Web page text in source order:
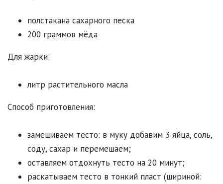
полстакана сахарного песка
200 граммов мёда
Для жарки:
литр растительного масла
Способ приготовления:
замешиваем тесто: в муку добавим 3 яйца, соль,
соду, сахар и перемешаем;
оставляем отдохнуть тесто на 20 минут;
раскатываем тесто в тонкий пласт (шириной: